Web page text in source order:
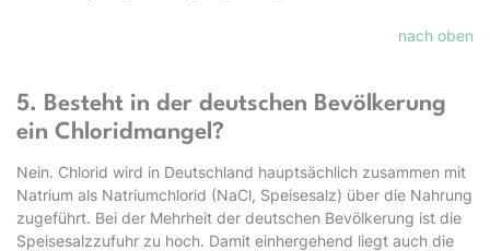
nach oben
5. Besteht in der deutschen Bevölkerung
ein Chloridmangel?
Nein. Chlorid wird in Deutschland hauptsächlich zusammen mit
Natrium als Natriumchlorid (NaCl, Speisesalz) über die Nahrung
zugeführt. Bei der Mehrheit der deutschen Bevölkerung ist die
Speisesalzzufuhr zu hoch. Damit einhergehend liegt auch die